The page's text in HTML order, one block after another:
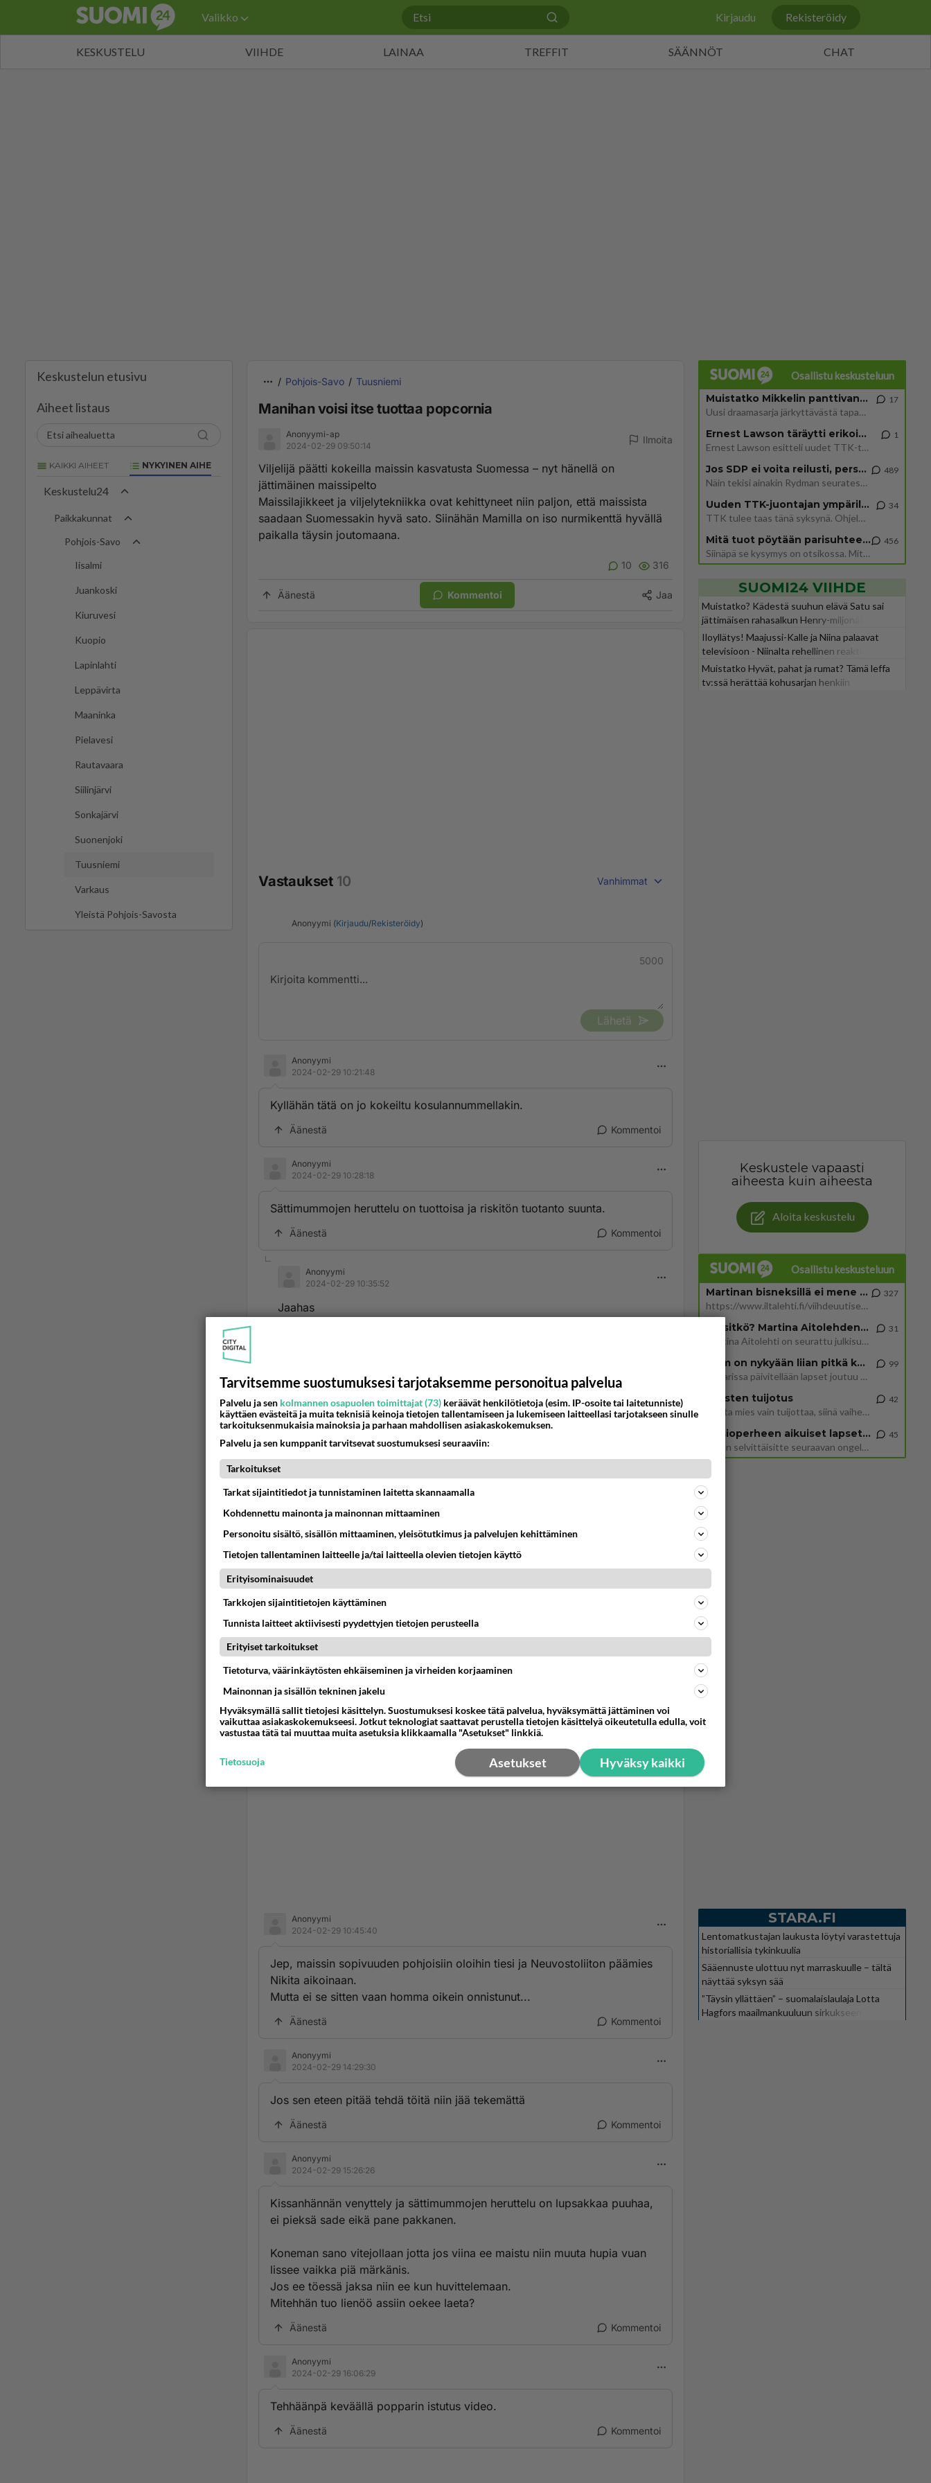
Valikko Kirjaudu Rekisteröidy
KESKUSTELU VIIHDE LAINAA TREFFIT SÄÄNNÖT CHAT
Keskustelun etusivu
Aiheet listaus
KAIKKI AIHEET NYKYINEN AIHE
Keskustelu24
Paikkakunnat
Pohjois-Savo
Iisalmi
Juankoski
Kiuruvesi
Kuopio
Lapinlahti
Leppävirta
Maaninka
Pielavesi
Rautavaara
Siilinjärvi
Sonkajärvi
Suonenjoki
Tuusniemi
Varkaus
Yleistä Pohjois-Savosta
Pohjois-Savo Tuusniemi
Manihan voisi itse tuottaa popcornia
Anonyymi-ap
2024-02-29 09:50:14
Ilmoita
Viljelijä päätti kokeilla maissin kasvatusta Suomessa – nyt hänellä on
jättimäinen maissipelto
Maissilajikkeet ja viljelytekniikka ovat kehittyneet niin paljon, että maissista
saadaan Suomessakin hyvä sato. Siinähän Mamilla on iso nurmikenttä hyvällä
paikalla täysin joutomaana.
10 316
Äänestä Kommentoi Jaa
Vastaukset 10 Vanhimmat
Anonyymi (Kirjaudu/Rekisteröidy)
5000
Lähetä
Anonyymi
2024-02-29 10:21:48
Kyllähän tätä on jo kokeiltu kosulannummellakin.
Äänestä Kommentoi
Anonyymi
2024-02-29 10:28:18
Sättimummojen heruttelu on tuottoisa ja riskitön tuotanto suunta.
Äänestä Kommentoi
Anonyymi
2024-02-29 10:35:52
Jaahas
2024-02-29 10:42:25
Taisi käydä samat kuin potun viljely yrityksessä. Jos ei osaa pottua viljellä
maalainen, ei ossoo mittään.
Anonyymi
2024-02-29 10:45:40
Jep, maissin sopivuuden pohjoisiin oloihin tiesi ja Neuvostoliiton päämies
Nikita aikoinaan.
Mutta ei se sitten vaan homma oikein onnistunut...
Äänestä Kommentoi
Anonyymi
2024-02-29 14:29:30
Jos sen eteen pitää tehdä töitä niin jää tekemättä
Äänestä Kommentoi
Anonyymi
2024-02-29 15:26:26
Kissanhännän venyttely ja sättimummojen heruttelu on lupsakkaa puuhaa,
ei pieksä sade eikä pane pakkanen.
Koneman sano vitejollaan jotta jos viina ee maistu niin muuta hupia vuan
lissee vaikka piä märkänis.
Jos ee töessä jaksa niin ee kun huvittelemaan.
Mitehhän tuo lienöö assiin oekee laeta?
Äänestä Kommentoi
Anonyymi
2024-02-29 16:06:29
Tehhäänpä keväällä popparin istutus video.
Äänestä Kommentoi
Osallistu keskusteluun
Muistatko Mikkelin panttivankidraaman?
Uusi draamasarja järkyttävästä tapauksesta on tulossa. Tositapahtumiin perustuva sarja ammentaa vuoden 1986 Mikkelin pan
17
Ernest Lawson täräytti erikoisen heiton TTK-lehdistötilaisuudessa: " Onko tässä tarkoituksena...?"
Ernest Lawson esitteli uudet TTK-tähtioppilaat ja opettajat torstaina 6.8. lehdistölle. Tulevalla kaudella on yksi hausk
1
Jos SDP ei voita reilusti, persut kumoavat demokratian Suomesta
Näin tekisi ainakin Rydman seuratessaan idolinsa Trumpin mallia https://www.is.fi/politiikka/art-2000012187244.html
489
Uuden TTK-juontajan ympärillä epätietoisuus sakenee - Nyt MTV hämmentää soppaa
TTK tulee taas tänä syksynä. Ohjelman uudet tähtioppilaat julkistetaan torstaina 6. elokuuta klo 14 alkavassa lehdistö
34
Mitä tuot pöytään parisuhteessa?
Siinäpä se kysymys on otsikossa. Mitäpä siis tuot/toisit pöytään parisuhteessa? Oletko mies vai nainen? Koetko sen mitä
456
SUOMI24 VIIHDE
Muistatko? Kädestä suuhun elävä Satu sai
jättimäisen rahasalkun Henry-miljonääriltä
Iloyllätys! Maajussi-Kalle ja Niina palaavat
televisioon - Niinalta rehellinen reaktio:
"KÄÄKS!"
Muistatko Hyvät, pahat ja rumat? Tämä leffa
tv:ssä herättää kohusarjan henkiin
Keskustele vapaasti
aiheesta kuin aiheesta
Aloita keskustelu
Osallistu keskusteluun
Martinan bisneksillä ei mene hyvin
https://www.iltalehti.fi/viihdeuutiset/a/c46da6ab-340f-4790-aaa7-0865eed2336 Yrityksen konkurssihakemus on tullut kärä
327
Tiesitkö? Martina Aitolehden isäpuoli on tämä suosittu laulaja
Martina Aitolehti on seurattu julkisuuden henkilö. Lähipiiriin mahtuu muitakin tunnettuja henkilöitä. Tiesitkö, että Ma
31
2 km on nykyään liian pitkä koulumatka
Hesarissa päivitellään lapset joutuu nyt kulkemaan 2 km kouluun jösses. Ruostefillarilla tuo matka menee vaikka miten äk
99
Miesten tuijotus
Mutta mies vain tuijottaa, siinä vaiheessa käännän itse pään pois. Mikä juttu? Yleensä jos joku tuijottaa tai katsoo, hä
42
Uusioperheen aikuiset lapset tyhjentää jääkaapin käydessään
Miten selvittäisitte seuraavan ongelman, meillä on uusioperhe, minulla teini-ikäiset lapset ja puolisolla aikuiset, jotk
45
STARA.FI
Lentomatkustajan laukusta löytyi varastettuja
historiallisia tykinkuulia
Sääennuste ulottuu nyt marraskuulle – tältä
näyttää syksyn sää
”Täysin yllättäen” – suomalaislaulaja Lotta
Hagfors maailmankuuluun sirkukseen
Tarvitsemme suostumuksesi tarjotaksemme personoitua palvelua
Palvelu ja sen kolmannen osapuolen toimittajat (73) keräävät henkilötietoja (esim. IP-osoite tai laitetunniste)
käyttäen evästeitä ja muita teknisiä keinoja tietojen tallentamiseen ja lukemiseen laitteellasi tarjotakseen sinulle
tarkoituksenmukaisia mainoksia ja parhaan mahdollisen asiakaskokemuksen.
Palvelu ja sen kumppanit tarvitsevat suostumuksesi seuraaviin:
Tarkoitukset
Tarkat sijaintitiedot ja tunnistaminen laitetta skannaamalla
Kohdennettu mainonta ja mainonnan mittaaminen
Personoitu sisältö, sisällön mittaaminen, yleisötutkimus ja palvelujen kehittäminen
Tietojen tallentaminen laitteelle ja/tai laitteella olevien tietojen käyttö
Erityisominaisuudet
Tarkkojen sijaintitietojen käyttäminen
Tunnista laitteet aktiivisesti pyydettyjen tietojen perusteella
Erityiset tarkoitukset
Tietoturva, väärinkäytösten ehkäiseminen ja virheiden korjaaminen
Mainonnan ja sisällön tekninen jakelu
Hyväksymällä sallit tietojesi käsittelyn. Suostumuksesi koskee tätä palvelua, hyväksymättä jättäminen voi
vaikuttaa asiakaskokemukseesi. Jotkut teknologiat saattavat perustella tietojen käsittelyä oikeutetulla edulla, voit
vastustaa tätä tai muuttaa muita asetuksia klikkaamalla "Asetukset" linkkiä.
Hyväksy kaikki
Asetukset
Tietosuoja